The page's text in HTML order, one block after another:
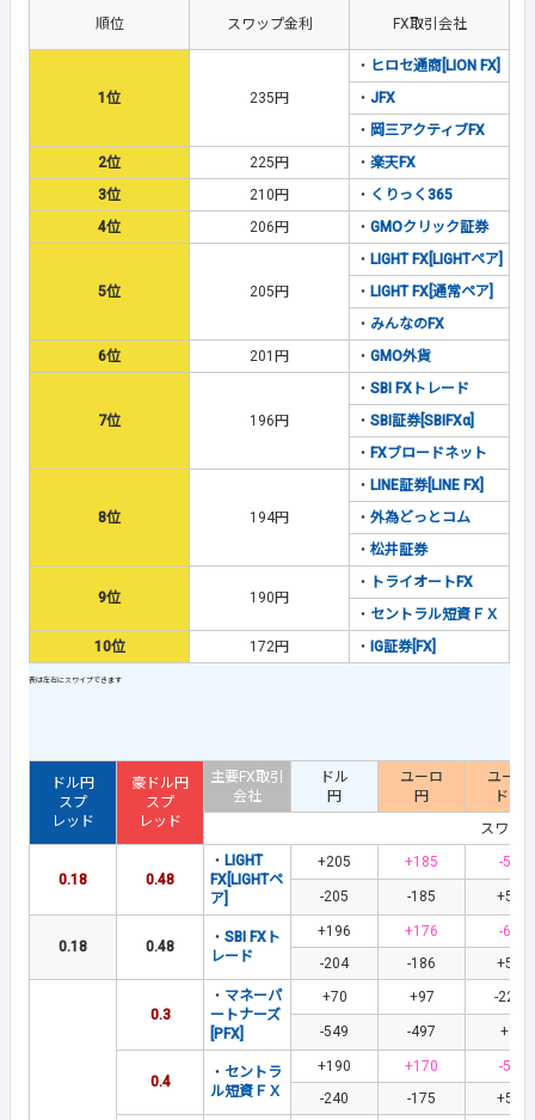
順位 スワップ金利 FX取引会社
1位 235円
・ ヒロセ通商[LION FX]
・ JFX
・ 岡三アクティブFX
2位
225円 ・ 楽天FX
3位
210円 ・ くりっく365
4位
206円 ・ GMOクリック証券
5位 205円
・ LIGHT FX[LIGHTペア]
・ LIGHT FX[通常ペア]
・ みんなのFX
6位
201円 ・ GMO外貨
7位 196円
・ SBI FXトレード
・ SBI証券[SBIFXα]
・ FXブロードネット
8位 194円
・ LINE証券[LINE FX]
・ 外為どっとコム
・ 松井証券
9位 190円
・
トライオートFX
・ セントラル短資ＦＸ
10位
172円 ・ IG証券[FX]
ドル円
スプ
レッド
豪ドル円
スプ
レッド
主要FX取引
会社
ドル
円
ユーロ
円
ユーロ
ドル
スワッ
0.18 0.48
・ LIGHT
FX[LIGHTペ
ア]
+205 +185 -55
-205 -185 +55
0.18 0.48
・ SBI FXト
レード
+196 +176
-63
-204
-186 +58
0.3
・ マネーパ
ートナーズ
[PFX]
+70 +97 -228
-549 -497 +1
0.4
・ セントラ
ル短資ＦＸ
+190 +170
-58
-240
-175 +57